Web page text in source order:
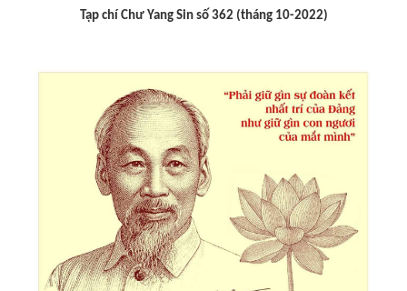
Tạp chí Chư Yang sin số 359